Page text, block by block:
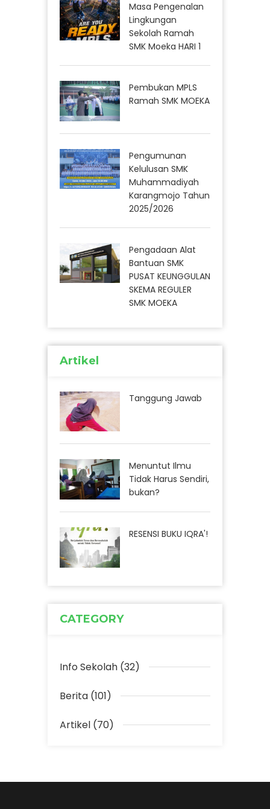
Masa Pengenalan
Lingkungan
Sekolah Ramah
SMK Moeka HARI 1
Pembukan MPLS
Ramah SMK MOEKA
Pengumunan
Kelulusan SMK
Muhammadiyah
Karangmojo Tahun
2025/2026
Pengadaan Alat
Bantuan SMK
PUSAT KEUNGGULAN
SKEMA REGULER
SMK MOEKA
Artikel
Tanggung Jawab
Menuntut Ilmu
Tidak Harus Sendiri,
bukan?
RESENSI BUKU IQRA'!
CATEGORY
Info Sekolah (32)
Berita (101)
Artikel (70)